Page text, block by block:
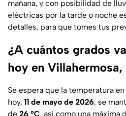
mañana, y con posibilidad de
eléctricas por la tarde o noche
detalles, para que tomes tus
¿A cuántos grados
hoy en
Se espera que la temperatura en
hoy, 11 de mayo de 2026, se
de 26 °C, así como una máxima